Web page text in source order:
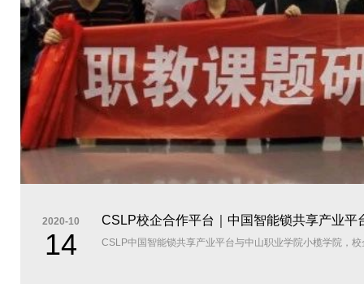
CSLP校企合作平台｜中国智能锁共享产业平
2020-10
14 CSLP中国智能锁共享产业平台与中山职业学院小榄学院，